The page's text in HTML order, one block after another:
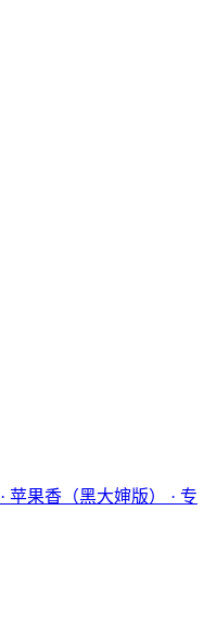
· 苹果香（黑大婶版）
· 专